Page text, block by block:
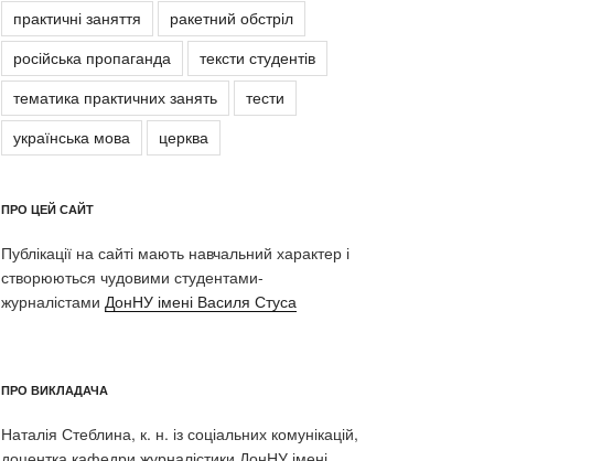
практичні заняття
ракетний обстріл
російська пропаганда
тексти студентів
тематика практичних занять
тести
українська мова
церква
ПРО ЦЕЙ САЙТ
Публікації на сайті мають навчальний характер і
створюються чудовими студентами-
журналістами ДонНУ імені Василя Стуса
ПРО ВИКЛАДАЧА
Наталія Стеблина, к. н. із соціальних комунікацій,